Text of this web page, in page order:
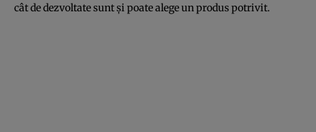
cât de dezvoltate sunt și poate alege un produs potrivit.